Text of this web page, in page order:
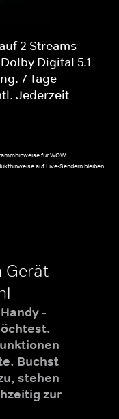
2 Streams
Digital 5.1
7 Tage
Jederzeit
für WOW
auf Live-Sendern bleiben
Gerät
-
Buchst
stehen
zur